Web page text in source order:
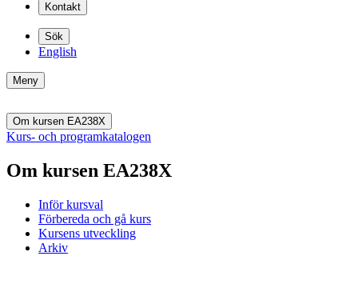
Kontakt
Sök
English
Meny
Om kursen EA238X
Kurs- och programkatalogen
Om kursen EA238X
Inför kursval
Förbereda och gå kurs
Kursens utveckling
Arkiv